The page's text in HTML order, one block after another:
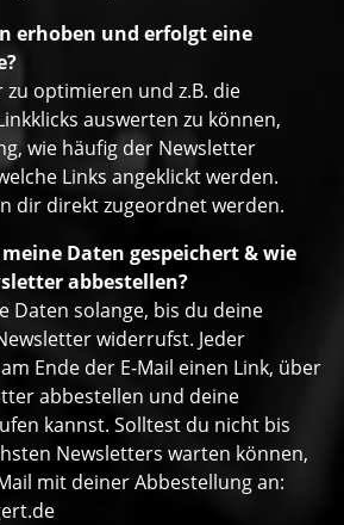
erhoben und erfolgt eine
optimieren und z.B. die
auswerten zu können,
wie häufig der Newsletter
Links angeklickt werden.
dir direkt zugeordnet werden.
Daten gespeichert & wie
abbestellen?
Daten solange, bis du deine
widerrufst. Jeder
Ende der E-Mail einen Link, über
abbestellen und deine
kannst. Solltest du nicht bis
Newsletters warten können,
mit deiner Abbestellung an: